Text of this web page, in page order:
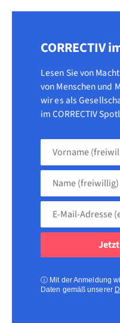
CORRECTIV
Lesen Sie von
von Menschen und
wir es als
im CORRECTIV
Vorname
Name
(freiwillig)
Adresse
ⓘ Mit der Anmeldung
Daten gemäß unserer